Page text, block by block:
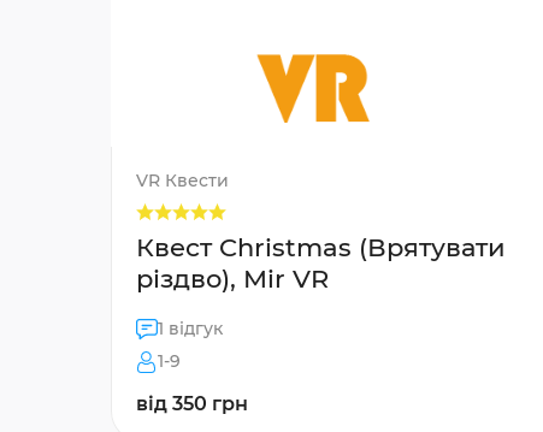
VR Квести
Квест Christmas (Врятувати
різдво), Mir VR
1 відгук
1-9
від 350 грн